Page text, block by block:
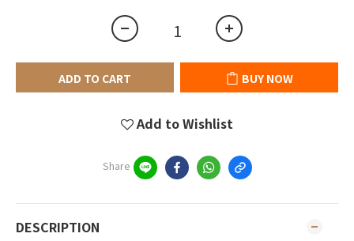
ADD TO CART BUY NOW
Add to Wishlist
Share
DESCRIPTION